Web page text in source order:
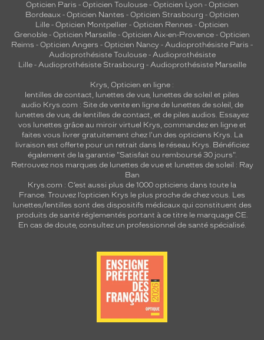
Opticien Paris - Opticien Toulouse- Opticien Lyon - Opticien
Bordeaux- Opticien Nantes - Opticien Strasbourg - Opticien
Lille - Opticien Montpellier - Opticien Rennes - Opticien
Grenoble - Opticien Marseille - Opticien Aix-en-Provence - Opticien
Reims - Opticien Angers - Opticien Nancy - Audioprothésiste Paris -
Audioprothésiste Toulouse- Audioprothésiste
Lille- Audioprothésiste Strasbourg - Audioprothésiste Marseille
Krys, Opticien en ligne :
lentilles de contact, lunettes de vue, lunettes de soleil et piles
audio Krys.com : Site de vente en ligne de lunettes de soleil, de
lunettes de vue, de lentilles de contact, et de piles audios. Essayez
vos lunettes grâce au miroir virtuel Krys, commandez en ligne et
faites vous livrer gratuitement chez l'un des opticiens Krys. La
livraison est offerte pour un retrait dans le réseau Krys. Bénéficiez
également de la garantie "Satisfait ou remboursé 30 jours".
Retrouvez nos marques de lunettes de vue et lunettes de soleil : Ray
Ban
Krys.com : C’est aussi plus de 1000 opticiens dans toute la
France. Trouvez l’opticien Krys le plus proche de chez vous. Les
lunettes/lentilles sont des dispositifs médicaux qui constituent des
produits de santé réglementés portant à ce titre le marquage CE.
En cas de doute, consultez un professionnel de santé spécialisé.